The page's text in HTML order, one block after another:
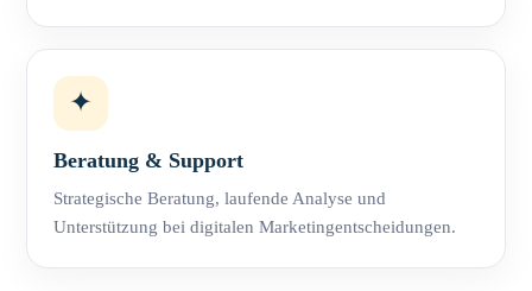
✦
Beratung & Support
Strategische Beratung, laufende Analyse und
Unterstützung bei digitalen Marketingentscheidungen.